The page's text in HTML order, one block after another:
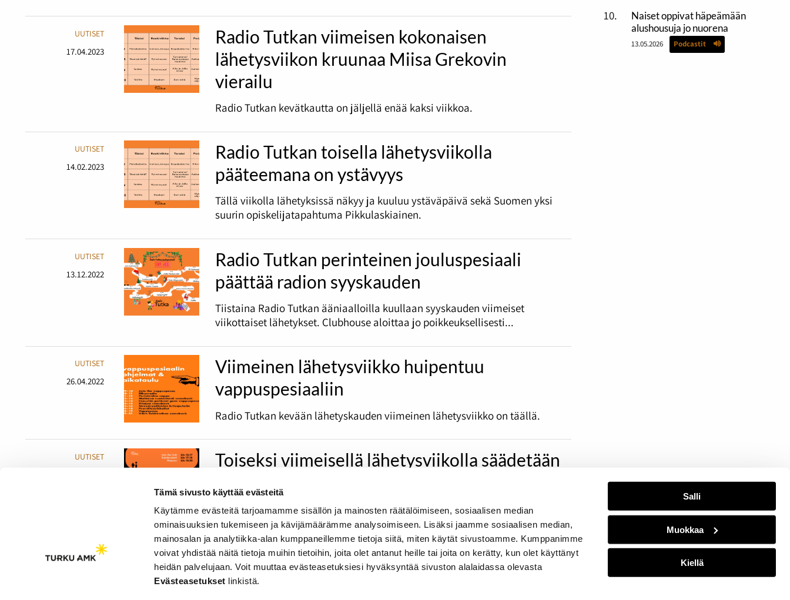
Tämä sivusto käyttää evästeitä
Käytämme evästeitä tarjoamamme sisällön ja mainosten räätälöimiseen, sosiaalisen median
ominaisuuksien tukemiseen ja kävijämäärämme analysoimiseen. Lisäksi jaamme sosiaalisen median,
mainosalan ja analytiikka-alan kumppaneillemme tietoja siitä, miten käytät sivustoamme. Kumppanimme
voivat yhdistää näitä tietoja muihin tietoihin, joita olet antanut heille tai joita on kerätty, kun olet käyttänyt
heidän palvelujaan. Voit muuttaa evästeasetuksiesi hyväksyntää sivuston alalaidassa olevasta
Evästeasetukset linkistä.
Salli
Muokkaa
Kiellä
UUTISET
17.04.2023
Radio Tutkan viimeisen kokonaisen
lähetysviikon kruunaa Miisa Grekovin
vierailu
Radio Tutkan kevätkautta on jäljellä enää kaksi viikkoa.
UUTISET
14.02.2023
Radio Tutkan toisella lähetysviikolla
pääteemana on ystävyys
Tällä viikolla lähetyksissä näkyy ja kuuluu ystäväpäivä sekä Suomen yksi
suurin opiskelijatapahtuma Pikkulaskiainen.
UUTISET
13.12.2022
Radio Tutkan perinteinen jouluspesiaali
päättää radion syyskauden
Tiistaina Radio Tutkan ääniaalloilla kuullaan syyskauden viimeiset
viikottaiset lähetykset. Clubhouse aloittaa jo poikkeuksellisesti...
UUTISET
26.04.2022
Viimeinen lähetysviikko huipentuu
vappuspesiaaliin
Radio Tutkan kevään lähetyskauden viimeinen lähetysviikko on täällä.
UUTISET
Toiseksi viimeisellä lähetysviikolla säädetään
Pääsiäisestä on toivuttu ja on taas aika kuuluttaa tutkalaisten ilosanomaa!
Naiset oppivat häpeämään
alushousuja jo nuorena
13.05.2026 Podcastit